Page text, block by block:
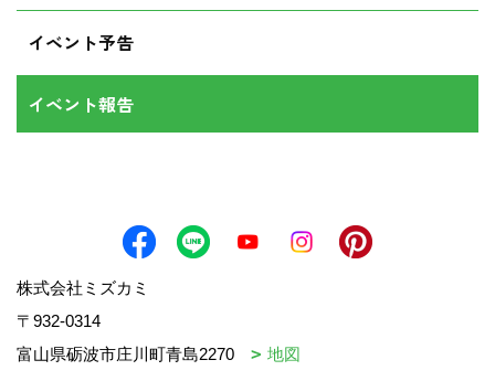
イベント予告
イベント報告
株式会社ミズカミ
〒932-0314
富山県砺波市庄川町青島2270
地図